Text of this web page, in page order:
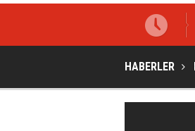
HABERLER